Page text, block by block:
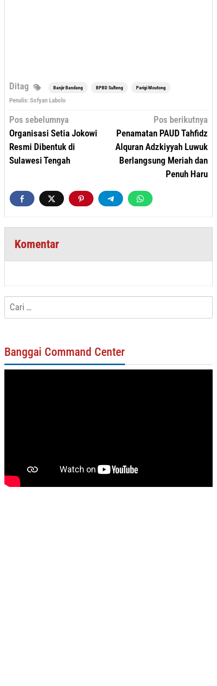
Ditag Banjir Bandang BPBD Sulteng Parigi Moutong
Penulis: Sofyan Labolo
Navigasi
Pos sebelumnya
Organisasi Setia Jokowi
Resmi Dibentuk di
Sulawesi Tengah
Pos berikutnya
Penamatan PAUD Tahfidz
Alquran Adzkiyyah Luwuk
Berlangsung Meriah dan
Penuh Haru
Komentar
Cari
untuk:
Banggai Command Center